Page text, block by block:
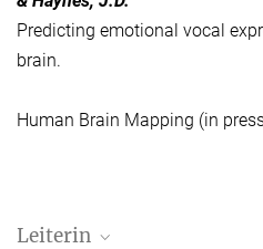
Predicting emotional vocal
brain.
Human Brain Mapping (in
Leiterin